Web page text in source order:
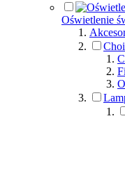
Oświetlenie